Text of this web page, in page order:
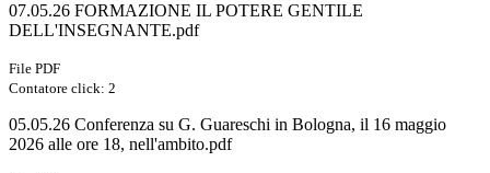
07.05.26 FORMAZIONE IL POTERE GENTILE
DELL'INSEGNANTE.pdf
File PDF
Contatore click: 2
05.05.26 Conferenza su G. Guareschi in Bologna, il 16 maggio
2026 alle ore 18, nell'ambito.pdf